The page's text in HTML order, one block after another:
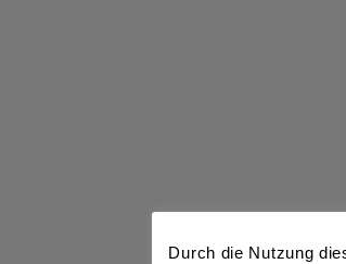
Durch die Nutzung